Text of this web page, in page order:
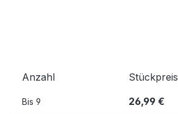
Anzahl Stückpreis
Bis 9 26,99 €